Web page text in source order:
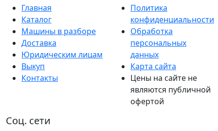
Главная
Каталог
Машины в разборе
Доставка
Юридическим лицам
Выкуп
Контакты
Политика
конфиденциальности
Обработка
персональных
данных
Карта сайта
Цены на сайте не
являются публичной
офертой
Соц. сети